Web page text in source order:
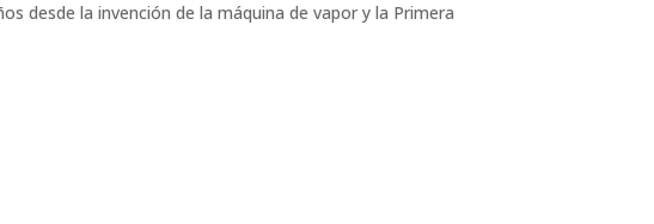
la invención de la máquina de vapor y la Primera